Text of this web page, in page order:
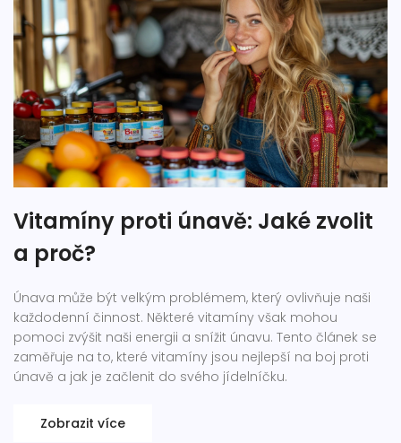
Vitamíny proti únavě: Jaké zvolit
a proč?
Únava může být velkým problémem, který ovlivňuje naši
každodenní činnost. Některé vitamíny však mohou
pomoci zvýšit naši energii a snížit únavu. Tento článek se
zaměřuje na to, které vitamíny jsou nejlepší na boj proti
únavě a jak je začlenit do svého jídelníčku.
Zobrazit více